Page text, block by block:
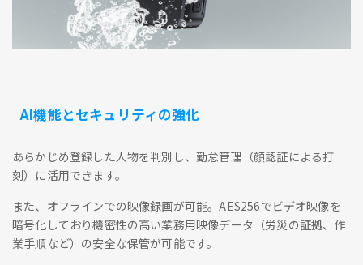
AI機能とセキュリティの強化
あらかじめ登録した人物を判別し、勤怠管理（顔認証による打
刻）に活用できます。
また、オフラインでの映像録画が可能。AES256でビデオ映像を
暗号化しており機密性の高い業務用映像データ（労災の証拠、作
業手順など）の安全な保管が可能です。